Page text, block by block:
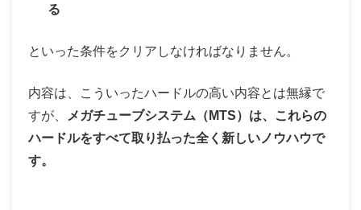
る
といった条件をクリアしなければなりません。
内容は、こういったハードルの高い内容とは無縁で
すが、
メガチューブシステム（MTS）は、これらの
ハードルをすべて取り払った全く新しいノウハウで
す。